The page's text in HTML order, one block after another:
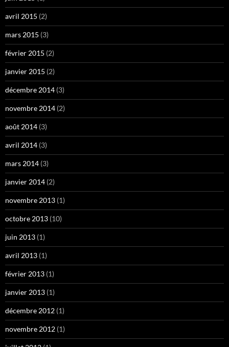
avril 2015 (2)
mars 2015 (3)
février 2015 (2)
janvier 2015 (2)
décembre 2014 (3)
novembre 2014 (2)
août 2014 (3)
avril 2014 (3)
mars 2014 (3)
janvier 2014 (2)
novembre 2013 (1)
octobre 2013 (10)
juin 2013 (1)
avril 2013 (1)
février 2013 (1)
janvier 2013 (1)
décembre 2012 (1)
novembre 2012 (1)